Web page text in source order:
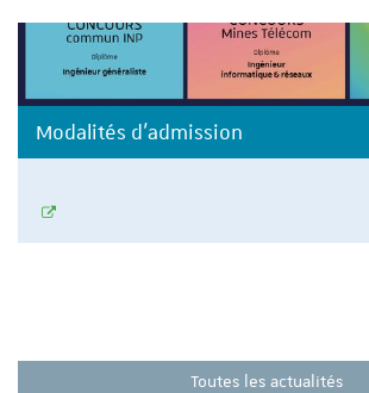
Modalités d'admission
Toutes les actualités